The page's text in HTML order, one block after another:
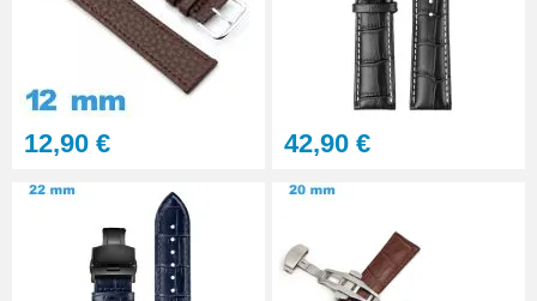
12,90 € 42,90 €